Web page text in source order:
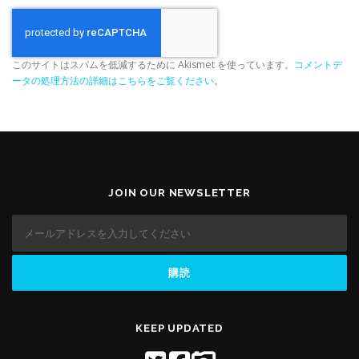
このサイトはスパムを低減するために Akismet を使っています。 コメントデ
ータの処理方法の詳細はこちらをご覧ください。
JOIN OUR NEWSLETTER
KEEP UPDATED